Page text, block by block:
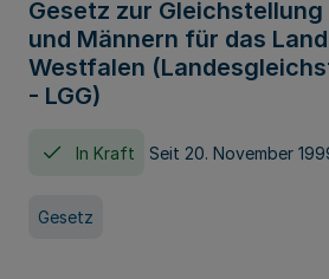
Gesetz zur Gleichstellung
und Männern für das
Westfalen
- LGG)
In Kraft Seit 20. November
Gesetz